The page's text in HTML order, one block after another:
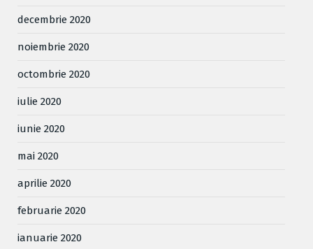
decembrie 2020
noiembrie 2020
octombrie 2020
iulie 2020
iunie 2020
mai 2020
aprilie 2020
februarie 2020
ianuarie 2020